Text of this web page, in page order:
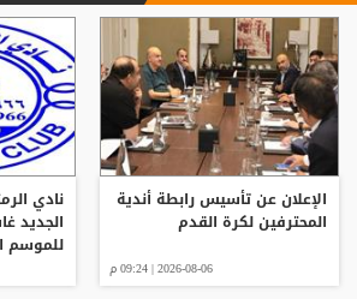
الإعلان عن تأسيس رابطة أندية
المحترفين لكرة القدم
2026-08-06 | 09:24 م
نادي
الجديد
للموسم